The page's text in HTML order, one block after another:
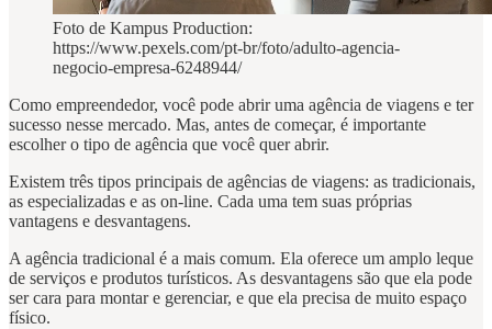
Foto de Kampus Production:
https://www.pexels.com/pt-br/foto/adulto-agencia-
negocio-empresa-6248944/
Como empreendedor, você pode abrir uma agência de viagens e ter
sucesso nesse mercado. Mas, antes de começar, é importante
escolher o tipo de agência que você quer abrir.
Existem três tipos principais de agências de viagens: as tradicionais,
as especializadas e as on-line. Cada uma tem suas próprias
vantagens e desvantagens.
A agência tradicional é a mais comum. Ela oferece um amplo leque
de serviços e produtos turísticos. As desvantagens são que ela pode
ser cara para montar e gerenciar, e que ela precisa de muito espaço
físico.